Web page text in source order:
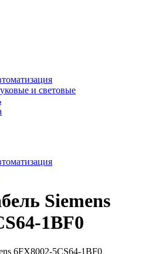
и световые
Siemens
1BF0